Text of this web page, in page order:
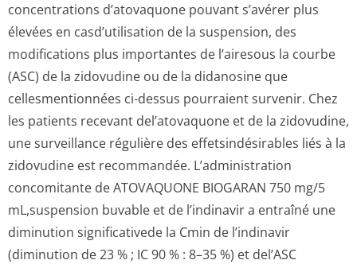
concentrations d’atovaquone pouvant s’avérer plus
élevées en casd’utilisation de la suspension, des
modifications plus importantes de l’airesous la courbe
(ASC) de la zidovudine ou de la didanosine que
cellesmentionnées ci-dessus pourraient survenir. Chez
les patients recevant del’atovaquone et de la zidovudine,
une surveillance régulière des effetsindésirables liés à la
zidovudine est recommandée. L’administration
concomitante de ATOVAQUONE BIOGARAN 750 mg/5
mL,suspension buvable et de l’indinavir a entraîné une
diminution significativede la Cmin de l’indinavir
(diminution de 23 % ; IC 90 % : 8–35 %) et del’ASC